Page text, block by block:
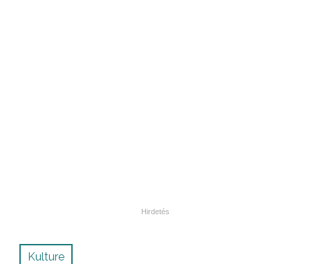
Kulture